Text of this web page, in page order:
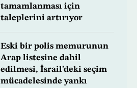
tamamlanması için
taleplerini artırıyor
Eski bir polis memurunun
Arap listesine dahil
edilmesi, İsrail’deki seçim
mücadelesinde yankı